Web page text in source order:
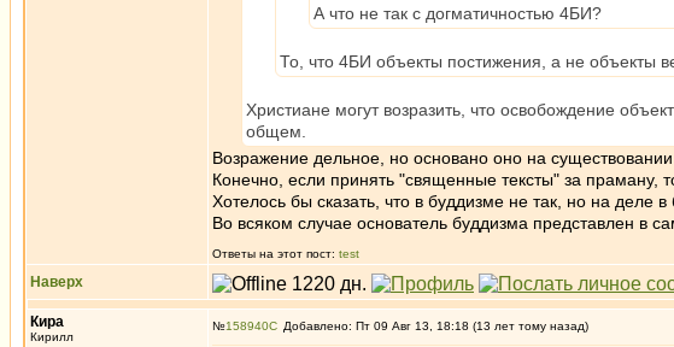
А что не так с догматичностью 4БИ?
То, что 4БИ объекты постижения, а не объекты
Христиане могут возразить, что освобождение
общем.
Возражение дельное, но основано оно на
Конечно, если принять "священные тексты" за праману,
Хотелось бы сказать, что в буддизме не так, но на деле
Во всяком случае основатель буддизма представлен в
Ответы на этот пост: test
Наверх
Кира
Кирилл
№158940 Добавлено: Пт 09 Авг 13, 18:18 (13 лет тому назад)